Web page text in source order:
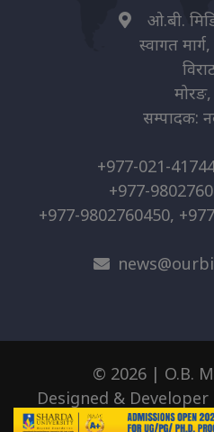
ओ.बी.
स्वागत
सम्पादक:
+977-021-
+977-
+977-9802760450,
© 2026 | O.B.
Designed & Developer